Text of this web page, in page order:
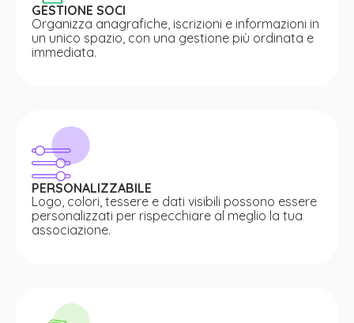
GESTIONE SOCI
Organizza anagrafiche, iscrizioni e informazioni in
un unico spazio, con una gestione più ordinata e
immediata.
PERSONALIZZABILE
Logo, colori, tessere e dati visibili possono essere
personalizzati per rispecchiare al meglio la tua
associazione.